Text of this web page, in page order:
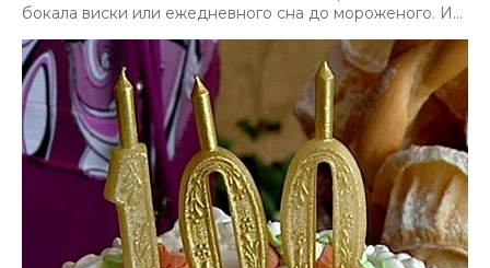
бокала виски или ежедневного сна до мороженого. И...